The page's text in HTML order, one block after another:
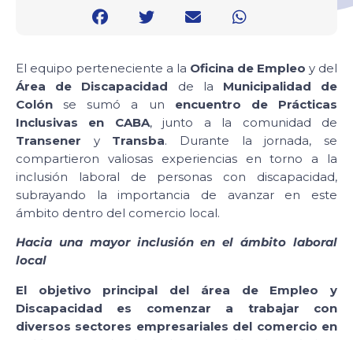
El equipo perteneciente a la Oficina de Empleo y del
Área de Discapacidad de la Municipalidad de
Colón se sumó a un encuentro de Prácticas
Inclusivas en CABA, junto a la comunidad de
Transener y Transba. Durante la jornada, se
compartieron valiosas experiencias en torno a la
inclusión laboral de personas con discapacidad,
subrayando la importancia de avanzar en este
ámbito dentro del comercio local.
Hacia una mayor inclusión en el ámbito laboral
local
El objetivo principal del área de Empleo y
Discapacidad es comenzar a trabajar con
diversos sectores empresariales del comercio en